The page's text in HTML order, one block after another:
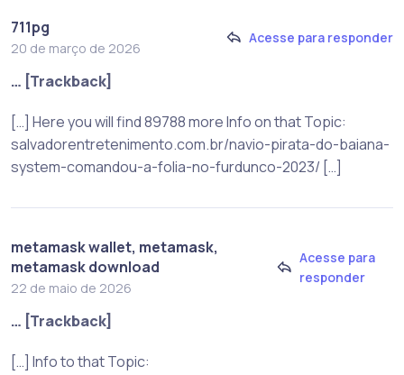
711pg
20 de março de 2026
Acesse para responder
… [Trackback]
[…] Here you will find 89788 more Info on that Topic:
salvadorentretenimento.com.br/navio-pirata-do-baiana-
system-comandou-a-folia-no-furdunco-2023/ […]
metamask wallet, metamask,
metamask download
22 de maio de 2026
Acesse para
responder
… [Trackback]
[…] Info to that Topic: